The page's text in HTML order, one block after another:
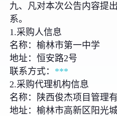
九、凡对本次公告内容提
系。
1.采购人信息
名称：榆林市第一中学
地址：恒安路2号
联系方式： ***
2.采购代理机构信息
名称：陕西俊杰项目管理
地址：榆林市高新区阳光